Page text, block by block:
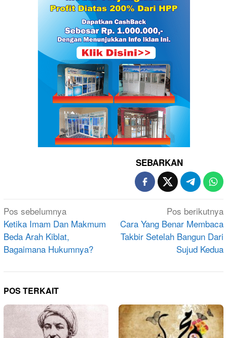
SEBARKAN
Navigasi
pos
Pos sebelumnya
Ketika Imam Dan Makmum
Beda Arah Kiblat,
Bagaimana Hukumnya?
Pos berikutnya
Cara Yang Benar Membaca
Takbir Setelah Bangun Dari
Sujud Kedua
POS TERKAIT